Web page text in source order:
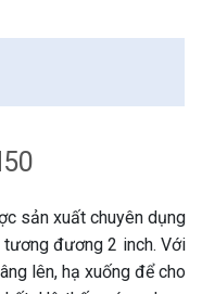
sản xuất chuyên dụng
đương 2 inch. Với
lên, hạ xuống để cho